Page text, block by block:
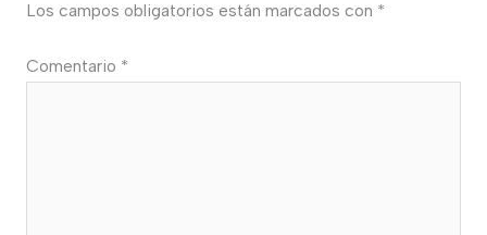
Los campos obligatorios están marcados con *
Comentario *